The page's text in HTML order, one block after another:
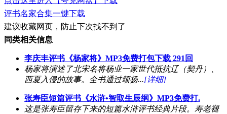
评书名家合集一键下载
建议收藏网页，防止下次找不到了
同类相关信息
李庆丰评书《杨家将》MP3免费打包下载 291回
杨家将演述了北宋名将杨业一家世代抵抗辽（契丹）、
西夏入侵的故事。全书通过颂扬...[详细]
张寿臣短篇评书《水浒•智取生辰纲》MP3免费打.
这是张寿臣留存下来的短篇水浒评书经典片段。寿老褪